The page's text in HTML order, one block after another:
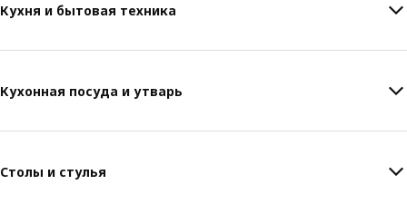
Кухня и бытовая техника
Кухонная посуда и утварь
Столы и стулья